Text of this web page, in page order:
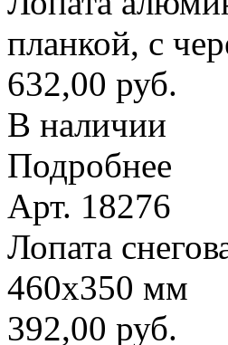
планкой, с
632,00 руб.
В наличии
Подробнее
Арт. 18276
Лопата
460х350 мм
392,00 руб.